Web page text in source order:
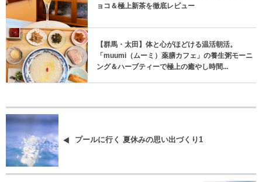
ョコ＆極上新茶を徹底レビュー
【群馬・太田】体と心がほどける温活朝活。
「muumi（ムーミ）薬膳カフェ」の養生粥モーニ
ング＆ハーブティーで極上の癒やし時間...
プールに行く 夏休みの思い出づくり1